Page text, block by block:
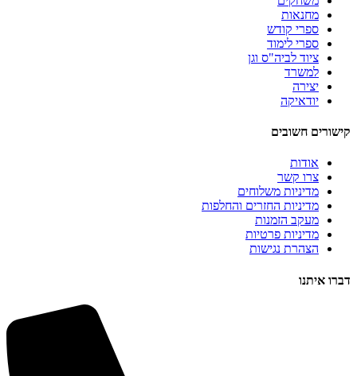
מחנאות
ספרי קודש
ספרי לימוד
ציוד לביה"ס וגן
למשרד
יצירה
יודאיקה
קישורים חשובים
אודות
צרו קשר
מדיניות משלוחים
מדיניות החזרים והחלפות
מעקב הזמנות
מדיניות פרטיות
הצהרת נגישות
דברו איתנו